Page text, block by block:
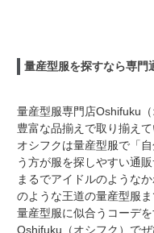
量産型服を探すなら専
量産型服専門店Oshifuku
豊富な品揃えで取り揃えて
オシフクは量産型服で「
う方が服を探しやすい通販
まるでアイドルのような
のような王道の量産型服
量産型服に似合うコーデ
Oshifuku（オシフク）で